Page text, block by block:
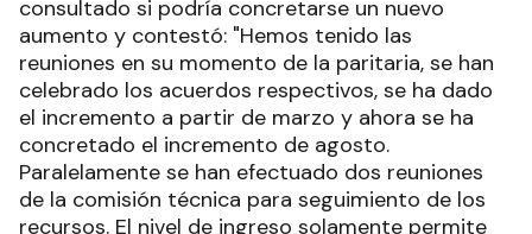
consultado si podría concretarse un nuevo
aumento y contestó: "Hemos tenido las
reuniones en su momento de la paritaria, se han
celebrado los acuerdos respectivos, se ha dado
el incremento a partir de marzo y ahora se ha
concretado el incremento de agosto.
Paralelamente se han efectuado dos reuniones
de la comisión técnica para seguimiento de los
recursos. El nivel de ingreso solamente permite